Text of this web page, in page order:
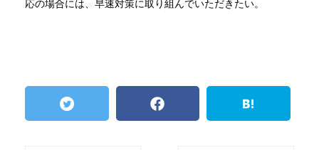
応の場合には、早速対策に取り組んでいただきたい。